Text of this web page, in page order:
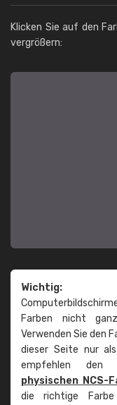
Klicken Sie auf den
vergrößern:
Wichtig:
Farben nicht
Verwenden Sie den
dieser Seite nur
empfehlen den
physischen NCS-
die richtige